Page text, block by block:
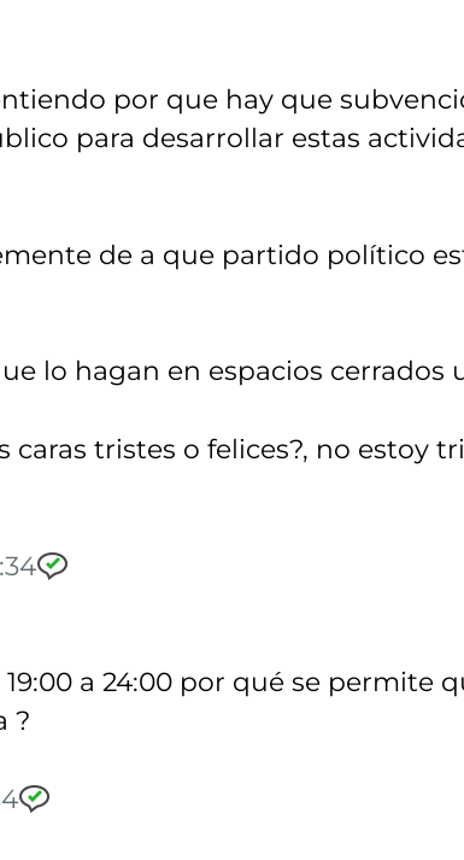
por que hay que
para desarrollar estas
de a que partido político
lo hagan en espacios cerrados
caras tristes o felices?, no estoy
a 24:00 por qué se permite
?